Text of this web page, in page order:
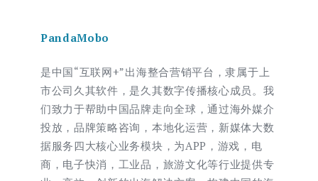
PandaMobo
是中国“互联网+”出海整合营销平台，隶属于上
市公司久其软件，是久其数字传播核心成员。我
们致力于帮助中国品牌走向全球，通过海外媒介
投放，品牌策略咨询，本地化运营，新媒体大数
据服务四大核心业务模块，为APP，游戏，电
商，电子快消，工业品，旅游文化等行业提供专